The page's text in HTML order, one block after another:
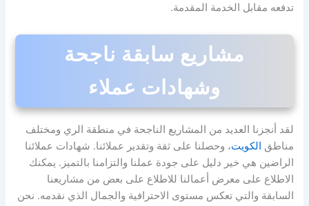
تدفعه مقابل الخدمة المقدمة.
مشاريع سابقة ناجحة
وشهادات عملاء
لقد أنجزنا العديد من المشاريع الناجحة في منطقة الري ومختلف
مناطق الكويت، وحصلنا على ثقة وتقدير عملائنا. شهادات عملائنا
الراضين هي خير دليل على جودة عملنا والتزامنا بالتميز. يمكنك
الاطلاع على معرض أعمالنا للاطلاع على بعض من مشاريعنا
السابقة والتي تعكس مستوى الاحترافية والجمال الذي نقدمه. نحن